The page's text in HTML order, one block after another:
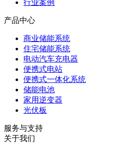
行业案例
产品中心
商业储能系统
住宅储能系统
电动汽车充电器
便携式电站
便携式一体化系统
储能电池
家用逆变器
光伏板
服务与支持
关于我们